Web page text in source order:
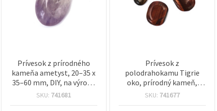
Prívesok z prírodného
kameňa ametyst, 20–35 x
35–60 mm, DIY, na výrobu
šperkov, mix
SKU: 741681
Prívesok z
polodrahokamu Tigrie
oko, prírodný kameň,
20±30 x 28±40 mm
SKU: 741677